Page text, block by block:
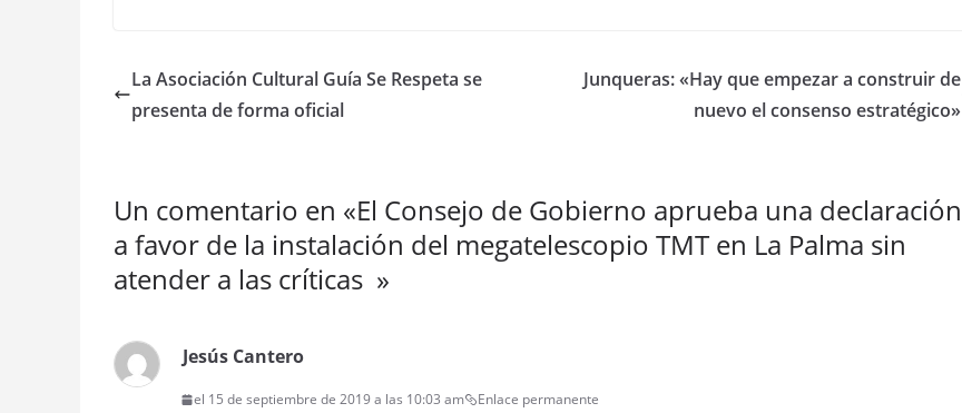
La Asociación Cultural Guía Se Respeta se
presenta de forma oficial
Junqueras: «Hay que empezar a construir de
nuevo el consenso estratégico»
Un comentario en «El Consejo de Gobierno aprueba una declaración
a favor de la instalación del megatelescopio TMT en La Palma sin
atender a las críticas »
Jesús Cantero
el 15 de septiembre de 2019 a las 10:03 am Enlace permanente